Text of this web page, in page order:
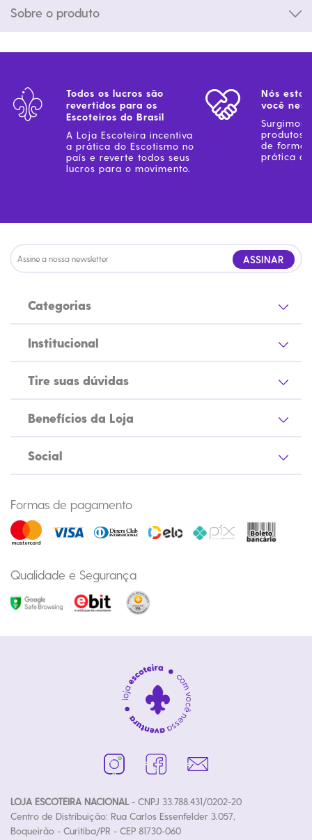
Sobre o produto
Todos os lucros são
revertidos para os
Escoteiros do Brasil
A Loja Escoteira incentiva
a prática do Escotismo no
país e reverte todos seus
lucros para o movimento.
Nós
você
Surgimos
produtos
de forma
prática
ASSINAR
Categorias
Institucional
Tire suas dúvidas
Benefícios da Loja
Social
Formas de pagamento
Qualidade e Segurança
LOJA ESCOTEIRA NACIONAL- CNPJ 33.788.431/0202-20
Centro de Distribuição: Rua Carlos Essenfelder 3.057,
Boqueirão - Curitiba/PR - CEP 81730-060